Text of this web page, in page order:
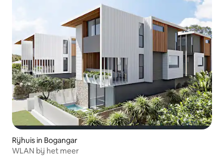
Rijhuis in Bogangar
WLAN bij het meer